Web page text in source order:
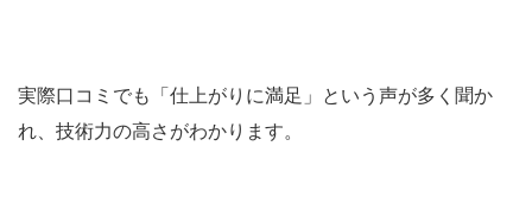
実際口コミでも「仕上がりに満足」という声が多く聞か
れ、技術力の高さがわかります。